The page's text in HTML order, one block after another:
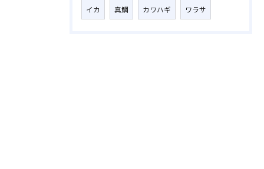
イカ 真鯛 カワハギ ワラサ